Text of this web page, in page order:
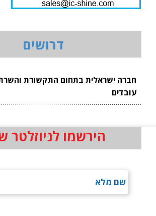
דרושים
חברה ישראלית בתחום התקשורת
עובדים
הירשמו לניוזלטר